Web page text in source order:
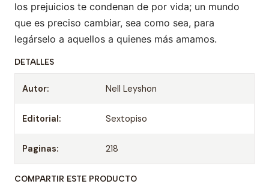
los prejuicios te condenan de por vida; un mundo
que es preciso cambiar, sea como sea, para
legárselo a aquellos a quienes más amamos.
DETALLES
Autor: Nell Leyshon
Editorial: Sextopiso
Paginas: 218
COMPARTIR ESTE PRODUCTO